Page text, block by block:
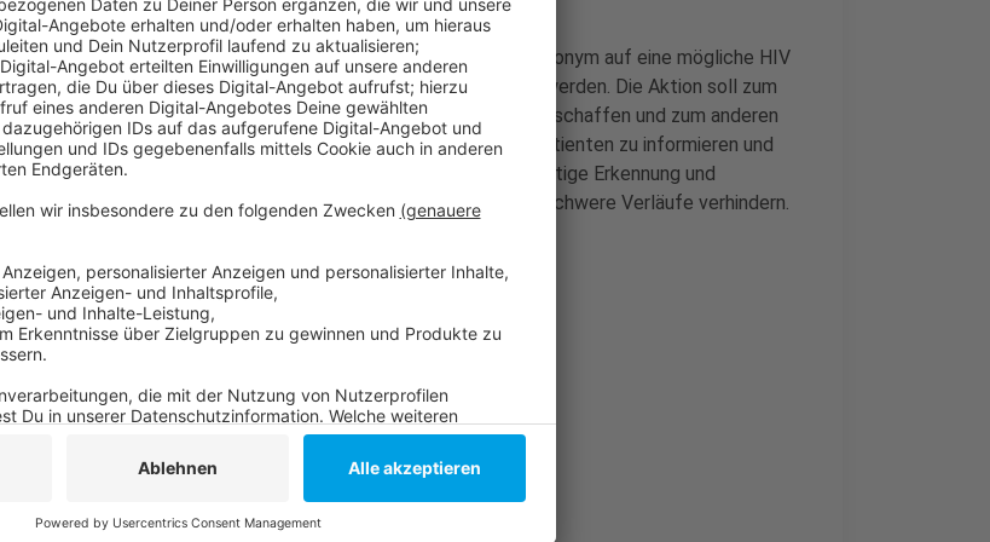
In der Zeit kann man sich beim Gesundheitsamt kostenfrei und anonym auf eine mögliche HIV
Infektion testen lassen. Vorher muss aber ein Termin vereinbart werden. Die Aktion soll zum
einen in der Bevölkerung ein größeres Bewusstsein für das Risiko schaffen und zum anderen
Ärzte sensibilisieren, sich über mögliche Infektionsrisiken ihrer Patienten zu informieren und
dann gezielt einen HIV-Test anzubieten. Bei HIV kann eine frühzeitige Erkennung und
Behandlung den Infektionsverlauf positiv beeinflussen und auch schwere Verläufe verhindern.
Weitere Links zum Thema:
Pressemeldung der Stadt!
Hier geht es zur Terminvereinbarung!